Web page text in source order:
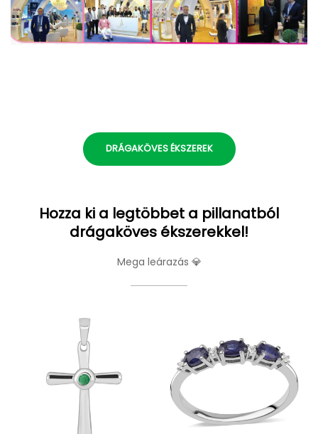
DRÁGAKÖVES ÉKSZEREK
Hozza ki a legtöbbet a pillanatból
drágaköves ékszerekkel!
Mega leárazás 💎